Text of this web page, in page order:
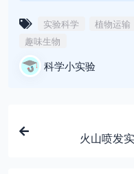
实验科学 植物运输
趣味生物
科学小实验
火山喷发